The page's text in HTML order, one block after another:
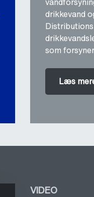
drikkevand
som
Læs
VIDEO